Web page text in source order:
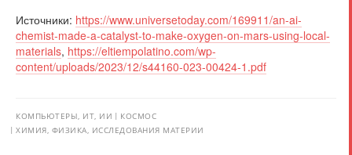
Источники: https://www.universetoday.com/169911/an-ai-
chemist-made-a-catalyst-to-make-oxygen-on-mars-using-local-
materials, https://eltiempolatino.com/wp-
content/uploads/2023/12/s44160-023-00424-1.pdf
КОМПЬЮТЕРЫ, ИТ, ИИ
КОСМОС
ХИМИЯ, ФИЗИКА, ИССЛЕДОВАНИЯ МАТЕРИИ